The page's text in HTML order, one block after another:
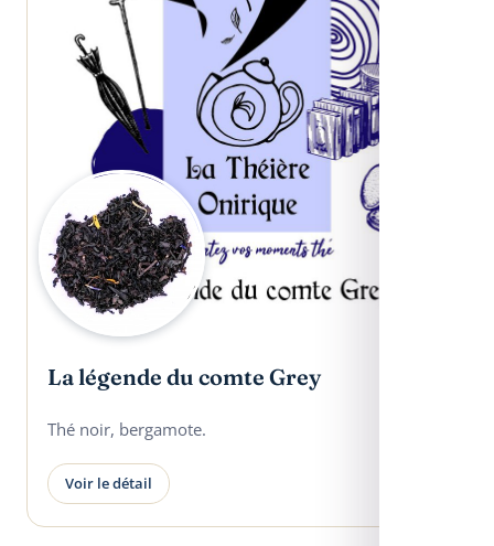
La légende du comte Grey
Thé noir, bergamote.
Voir le détail